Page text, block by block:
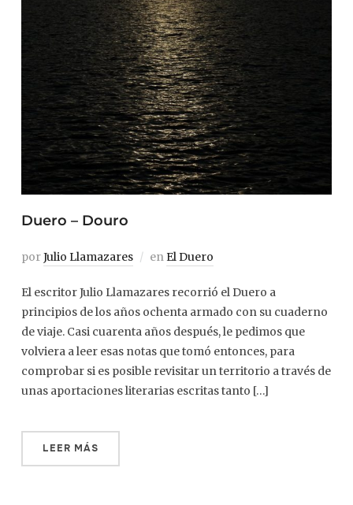
Duero – Douro
porJulio Llamazares en El Duero
El escritor Julio Llamazares recorrió el Duero a
principios de los años ochenta armado con su cuaderno
de viaje. Casi cuarenta años después, le pedimos que
volviera a leer esas notas que tomó entonces, para
comprobar si es posible revisitar un territorio a través de
unas aportaciones literarias escritas tanto […]
LEER MÁS